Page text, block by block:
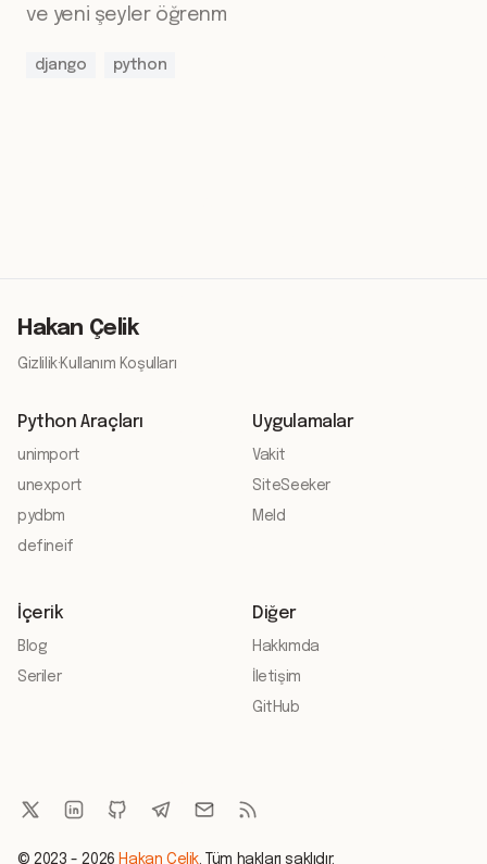
ve yeni şeyler öğrenm
django python
Hakan Çelik
Gizlilik·Kullanım Koşulları
Python Araçları
unimport
unexport
pydbm
defineif
Uygulamalar
Vakit
SiteSeeker
Meld
İçerik
Blog
Seriler
Diğer
Hakkımda
İletişim
GitHub
© 2023 - 2026 Hakan Çelik. Tüm hakları saklıdır.